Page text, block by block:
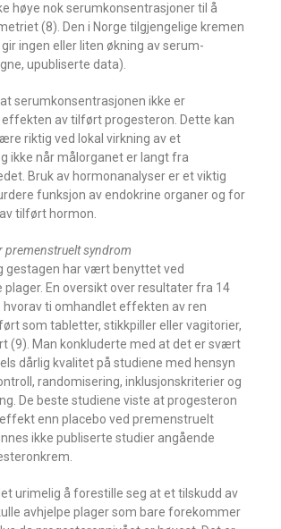
høye nok serumkonsentrasjoner til å
(8). Den i Norge tilgjengelige kremen
ingen eller liten økning av serum-
upubliserte data).
at serumkonsentrasjonen ikke er
av tilført progesteron. Dette kan
riktig ved lokal virkning av et
ikke når målorganet er langt fra
Bruk av hormonanalyser er et viktig
funksjon av endokrine organer og for
tilført hormon.
premenstruelt syndrom
gestagen har vært benyttet ved
En oversikt over resultater fra 14
hvorav ti omhandlet effekten av ren
som tabletter, stikkpiller eller vagitorier,
(9). Man konkluderte med at det er svært
dårlig kvalitet på studiene med hensyn
randomisering, inklusjonskriterier og
De beste studiene viste at progesteron
enn placebo ved premenstruelt
ikke publiserte studier angående
urimelig å forestille seg at et tilskudd av
avhjelpe plager som bare forekommer